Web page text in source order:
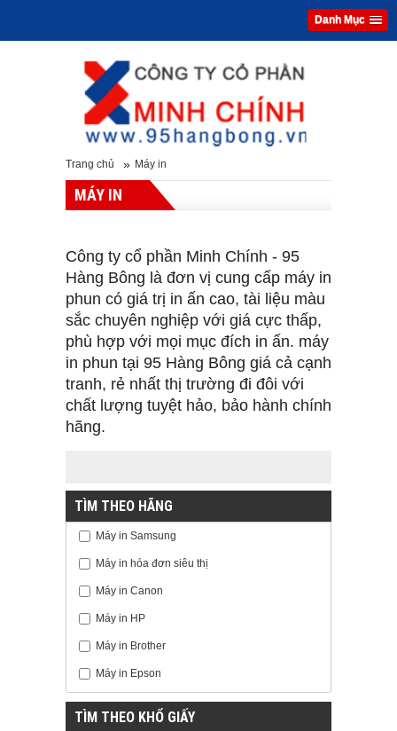
Danh Mục
Trang chủ » Máy in
MÁY IN
Công ty cổ phần Minh Chính - 95
Hàng Bông là đơn vị cung cấp máy in
phun có giá trị in ấn cao, tài liệu màu
sắc chuyên nghiệp với giá cực thấp,
phù hợp với mọi mục đích in ấn. máy
in phun tại 95 Hàng Bông giá cả cạnh
tranh, rẻ nhất thị trường đi đôi với
chất lượng tuyệt hảo, bảo hành chính
hãng.
TÌM THEO HÃNG
Máy in Samsung
Máy in hóa đơn siêu thị
Máy in Canon
Máy in HP
Máy in Brother
Máy in Epson
TÌM THEO KHỔ GIẤY